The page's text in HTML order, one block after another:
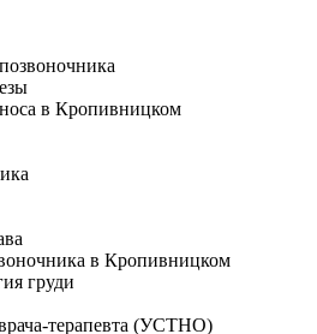
в Кропивницком
в Кропивницком
груди
терапевта (УСТНО)